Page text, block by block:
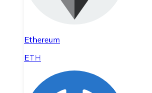
Ethereum
ETH